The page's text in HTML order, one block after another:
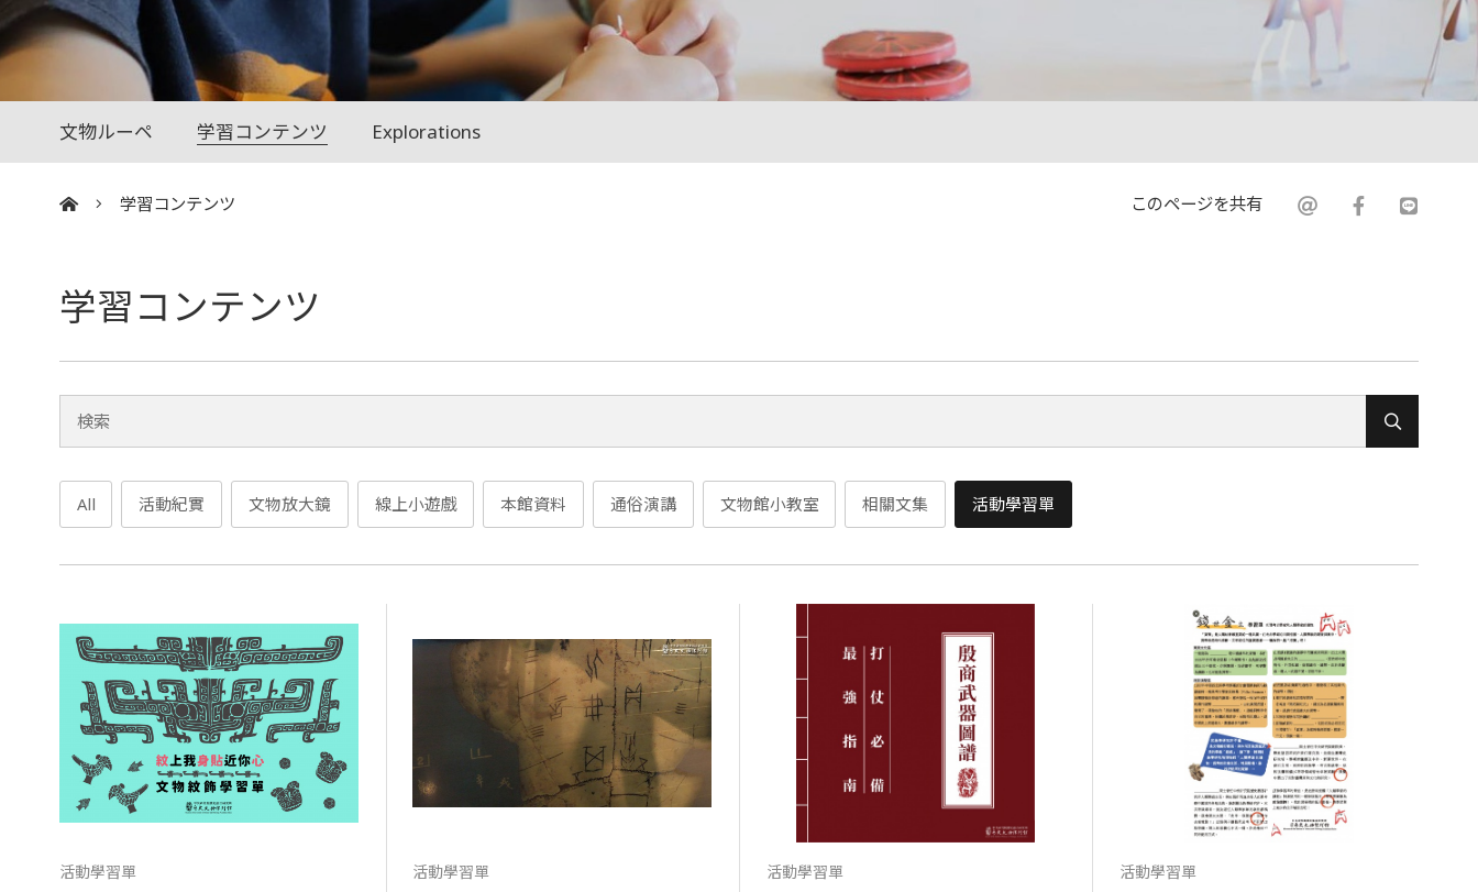
文物ルーペ 学習コンテンツ Explorations
学習コンテンツ このページを共有
学習コンテンツ
All 活動紀實 文物放大鏡 線上小遊戲 本館資料 通俗演講 文物館小教室 相關文集 活動學習單
活動學習單 活動學習單 活動學習單 活動學習單